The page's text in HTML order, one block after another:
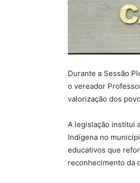
Durante a Sessão
o vereador
valorização dos
A legislação institui
Indígena no
educativos que
reconhecimento da